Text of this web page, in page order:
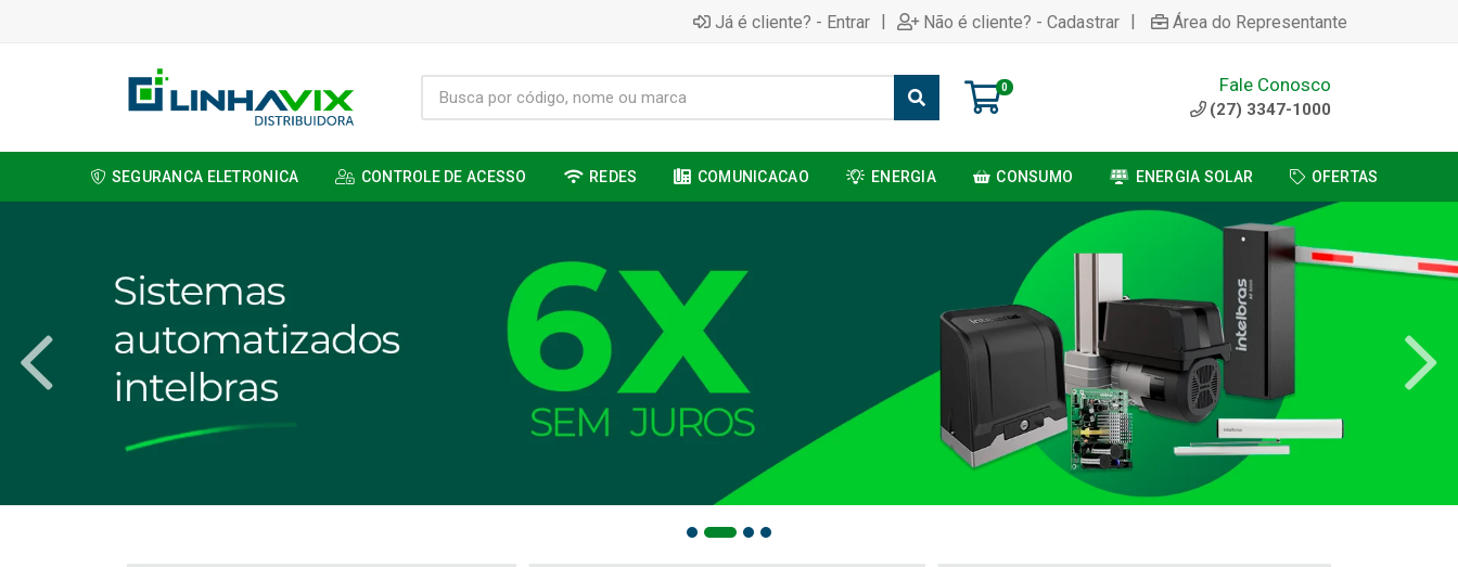
Já é cliente? - Entrar | Não é cliente? - Cadastrar | Área do Representante
0 Fale Conosco
(27) 3347-1000
SEGURANCA ELETRONICA CONTROLE DE ACESSO REDES COMUNICACAO ENERGIA CONSUMO ENERGIA SOLAR OFERTAS